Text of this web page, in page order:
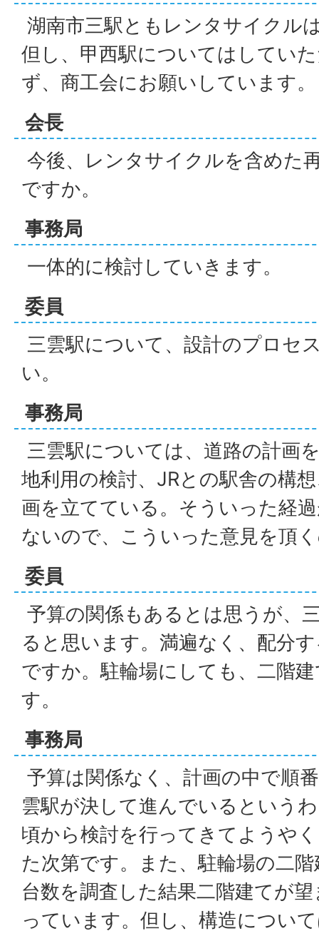
湖南市三駅ともレンタサイクル
但し、甲西駅についてはしてい
ず、商工会にお願いしています。
会長
今後、レンタサイクルを含めた
ですか。
事務局
一体的に検討していきます。
委員
三雲駅について、設計のプロセ
い。
事務局
三雲駅については、道路の計画
地利用の検討、JRとの駅舎の構
画を立てている。そういった経
ないので、こういった意見を頂
委員
予算の関係もあるとは思うが、
ると思います。満遍なく、配分
ですか。駐輪場にしても、二階
す。
事務局
予算は関係なく、計画の中で順
雲駅が決して進んでいるという
頃から検討を行ってきてようや
た次第です。また、駐輪場の二
台数を調査した結果二階建てが
っています。但し、構造につい